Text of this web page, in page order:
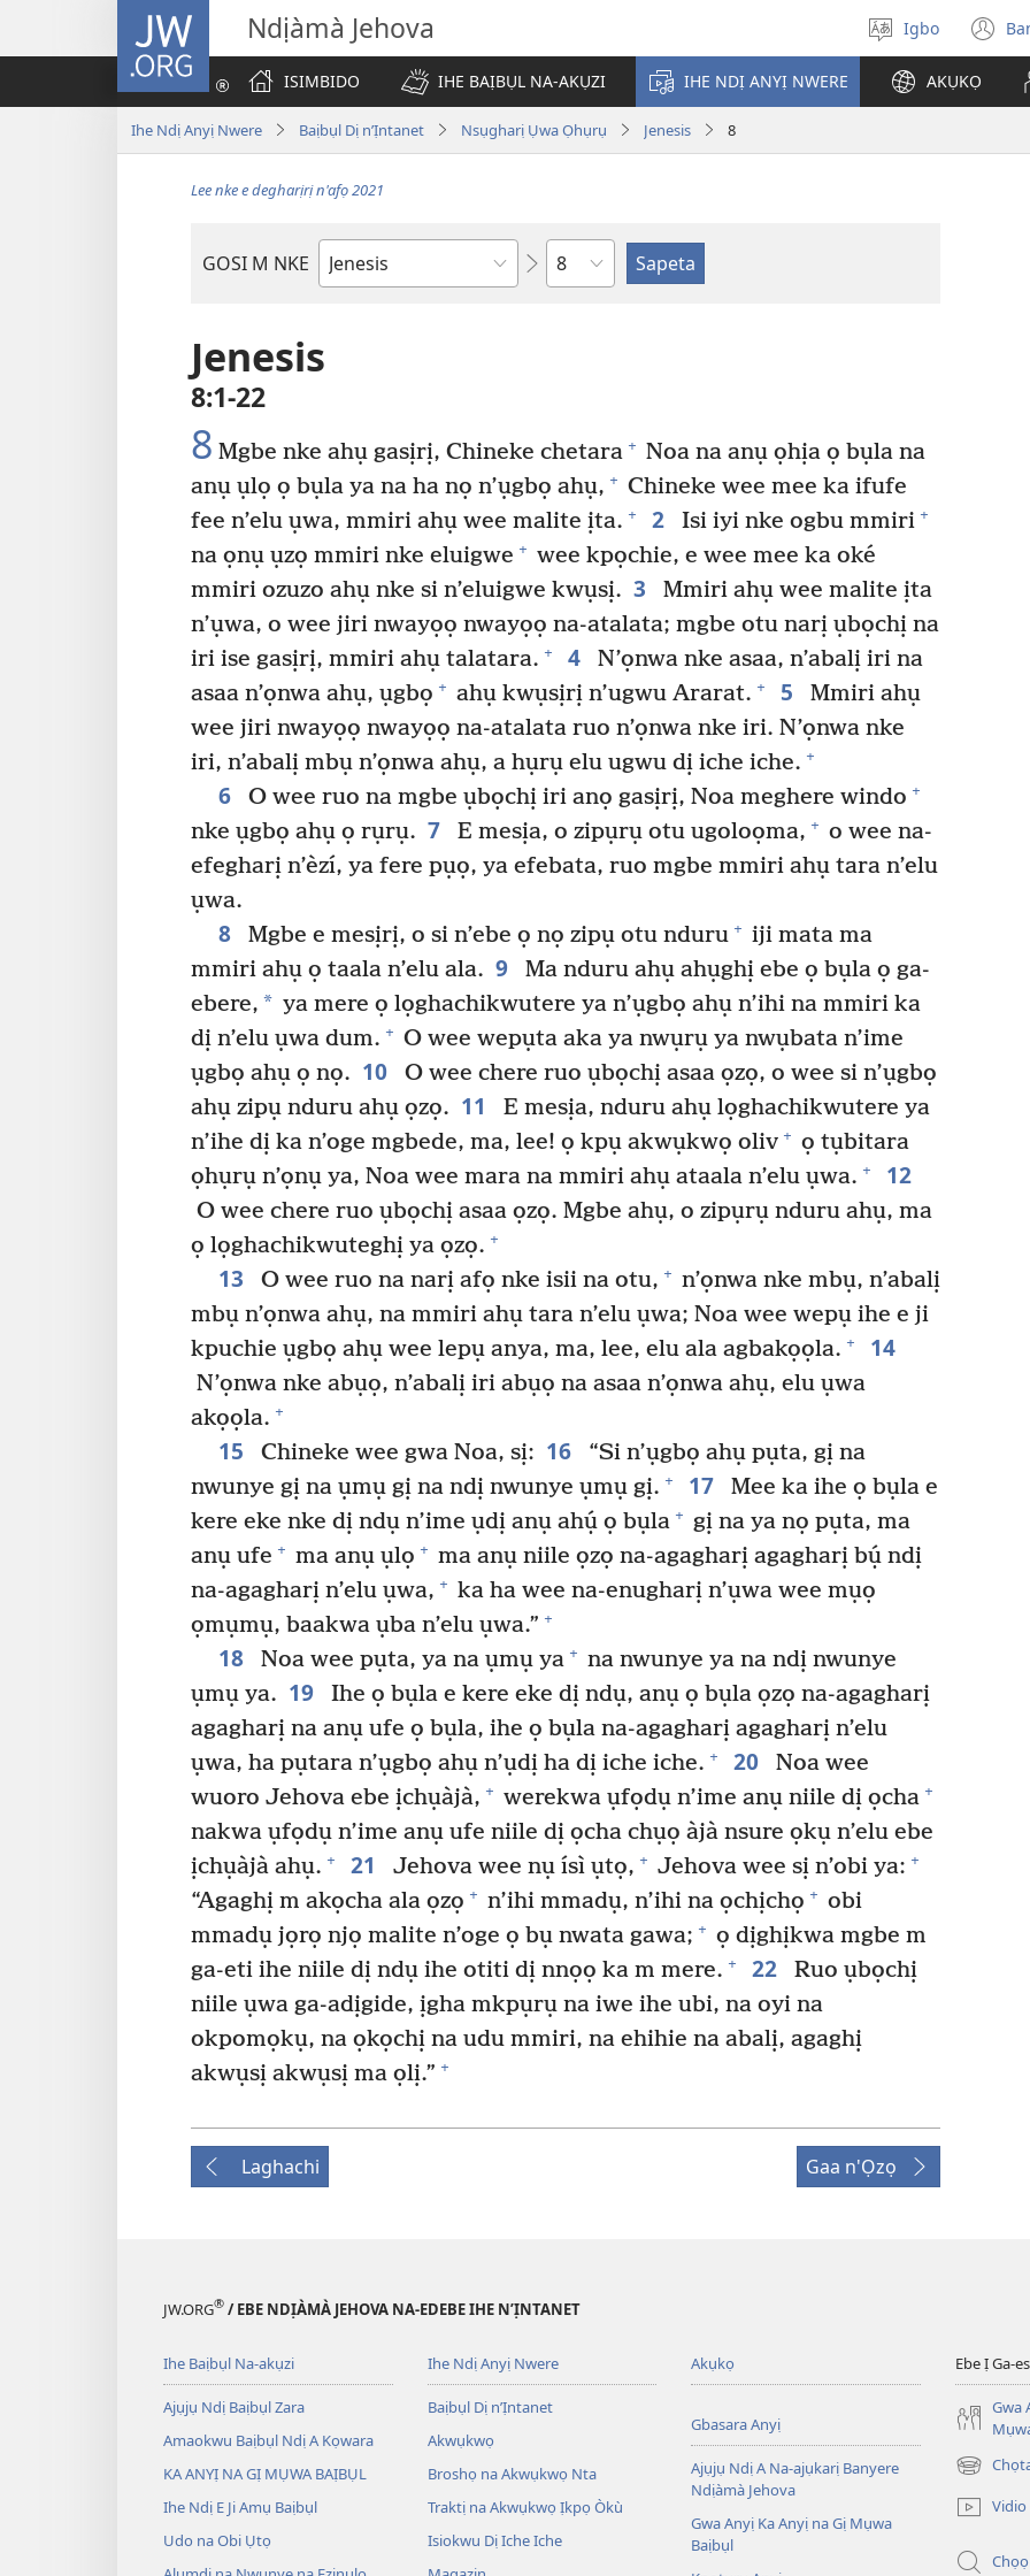
JW.ORG Ndịàmà Jehova
Họrọ
asụsụ
Igbo
gị
ị
ISIMBIDO
IHE BAỊBỤL NA-AKỤZI IHE NDỊ ANYỊ NWERE AKỤKỌ
Ihe Ndị Anyị Nwere Baịbụl Dị n’Ịntanet Nsụgharị Ụwa Ọhụrụ Jenesis 8
Lee nke e degharịrị n'afọ 2021
GOSI M NKE
Akwụkwọ
Isiokwu
Jenesis
8:1-22
8 Mgbe nke ahụ gasịrị, Chineke chetara + Noa na anụ ọhịa ọ bụla na
anụ ụlọ ọ bụla ya na ha nọ n’ụgbọ ahụ, + Chineke wee mee ka ifufe
fee n’elu ụwa, mmiri ahụ wee malite ịta. + 2 Isi iyi nke ogbu mmiri +
na ọnụ ụzọ mmiri nke eluigwe + wee kpọchie, e wee mee ka oké
mmiri ozuzo ahụ nke si n’eluigwe kwụsị. 3
Mmiri ahụ wee malite ịta
n’ụwa, o wee jiri nwayọọ nwayọọ na-atalata; mgbe otu narị ụbọchị na
iri ise gasịrị, mmiri ahụ talatara. + 4
N’ọnwa nke asaa, n’abalị iri na
asaa n’ọnwa ahụ, ụgbọ + ahụ kwụsịrị n’ugwu Ararat. + 5
Mmiri ahụ
wee jiri nwayọọ nwayọọ na-atalata ruo n’ọnwa nke iri. N’ọnwa nke
iri, n’abalị mbụ n’ọnwa ahụ, a hụrụ elu ugwu dị iche iche. +
6 O wee ruo na mgbe ụbọchị iri anọ gasịrị, Noa meghere windo +
nke ụgbọ ahụ ọ rụrụ. 7 E mesịa, o zipụrụ otu ugoloọma, + o wee na-
efegharị n’èzí, ya fere pụọ, ya efebata, ruo mgbe mmiri ahụ tara n’elu
ụwa.
8 Mgbe e mesịrị, o si n’ebe ọ nọ zipụ otu nduru + iji mata ma
mmiri ahụ ọ taala n’elu ala. 9
Ma nduru ahụ ahụghị ebe ọ bụla ọ ga-
ebere, * ya mere ọ lọghachikwutere ya n’ụgbọ ahụ n’ihi na mmiri ka
dị n’elu ụwa dum. + O wee wepụta aka ya nwụrụ ya nwụbata n’ime
ụgbọ ahụ ọ nọ. 10
O wee chere ruo ụbọchị asaa ọzọ, o wee si n’ụgbọ
ahụ zipụ nduru ahụ ọzọ. 11
E mesịa, nduru ahụ lọghachikwutere ya
n’ihe dị ka n’oge mgbede, ma, lee! ọ kpụ akwụkwọ oliv + ọ tụbitara
ọhụrụ n’ọnụ ya, Noa wee mara na mmiri ahụ ataala n’elu ụwa. + 12
O wee chere ruo ụbọchị asaa ọzọ. Mgbe ahụ, o zipụrụ nduru ahụ, ma
ọ lọghachikwuteghị ya ọzọ. +
13 O wee ruo na narị afọ nke isii na otu, + n’ọnwa nke mbụ, n’abalị
mbụ n’ọnwa ahụ, na mmiri ahụ tara n’elu ụwa; Noa wee wepụ ihe e ji
kpuchie ụgbọ ahụ wee lepụ anya, ma, lee, elu ala agbakọọla. + 14
N’ọnwa nke abụọ, n’abalị iri abụọ na asaa n’ọnwa ahụ, elu ụwa
akọọla. +
15 Chineke wee gwa Noa, sị: 16
“Si n’ụgbọ ahụ pụta, gị na
nwunye gị na ụmụ gị na ndị nwunye ụmụ gị. + 17
Mee ka ihe ọ bụla e
kere eke nke dị ndụ n’ime ụdị anụ ahụ́ ọ bụla + gị na ya nọ pụta, ma
anụ ufe + ma anụ ụlọ + ma anụ niile ọzọ na-agagharị agagharị bụ́ ndị
na-agagharị n’elu ụwa, + ka ha wee na-enugharị n’ụwa wee mụọ
ọmụmụ, baakwa ụba n’elu ụwa.” +
18 Noa wee pụta, ya na ụmụ ya + na nwunye ya na ndị nwunye
ụmụ ya. 19
Ihe ọ bụla e kere eke dị ndụ, anụ ọ bụla ọzọ na-agagharị
agagharị na anụ ufe ọ bụla, ihe ọ bụla na-agagharị agagharị n’elu
ụwa, ha pụtara n’ụgbọ ahụ n’ụdị ha dị iche iche. + 20
Noa wee
wuoro Jehova ebe ịchụàjà, + werekwa ụfọdụ n’ime anụ niile dị ọcha +
nakwa ụfọdụ n’ime anụ ufe niile dị ọcha chụọ àjà nsure ọkụ n’elu ebe
ịchụàjà ahụ. + 21 Jehova wee nụ ísì ụtọ, + Jehova wee sị n’obi ya: +
“Agaghị m akọcha ala ọzọ + n’ihi mmadụ, n’ihi na ọchịchọ + obi
mmadụ jọrọ njọ malite n’oge ọ bụ nwata gawa; + ọ dịghịkwa mgbe m
ga-eti ihe niile dị ndụ ihe otiti dị nnọọ ka m mere. + 22
Ruo ụbọchị
niile ụwa ga-adịgide, ịgha mkpụrụ na iwe ihe ubi, na oyi na
okpomọkụ, na ọkọchị na udu mmiri, na ehihie na abalị, agaghị
akwụsị akwụsị ma ọlị.” +
Laghachi Gaa n'Ọzọ
JW.ORG® / EBE NDỊÀMÀ JEHOVA NA-EDEBE IHE N’ỊNTANET
Ihe Baịbụl Na-akụzi
Ajụjụ Ndị Baịbụl Zara
Amaokwu Baịbụl Ndị A Kọwara
KA ANYỊ NA GỊ MỤWA BAỊBỤL
Ihe Ndị E Ji Amụ Baịbụl
Udo na Obi Ụtọ
Ihe Ndị Anyị Nwere
Baịbụl Dị n’Ịntanet
Akwụkwọ
Broshọ na Akwụkwọ Nta
Traktị na Akwụkwọ Ịkpọ Òkù
Isiokwu Dị Iche Iche
Akụkọ
Gbasara Anyị
Ajụjụ Ndị A Na-ajụkarị Banyere
Ndịàmà Jehova
Gwa Anyị Ka Anyị na Gị Mụwa
Baịbụl
Ebe Ị Ga-
Gwa
(ga-
emepere
gị
ọzọ
Vidio
Chọọ